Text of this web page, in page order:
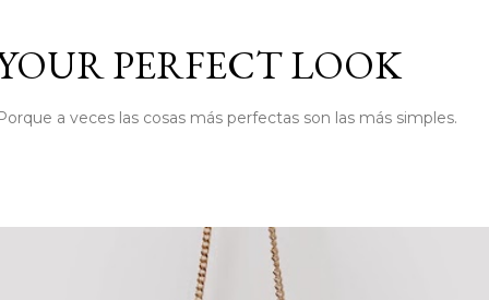
PERFECT LOOK
a veces las cosas más perfectas son las más simples.